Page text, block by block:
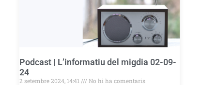
Podcast | L’informatiu del migdia 02-09-
24
2 setembre 2024, 14:41 No hi ha comentaris